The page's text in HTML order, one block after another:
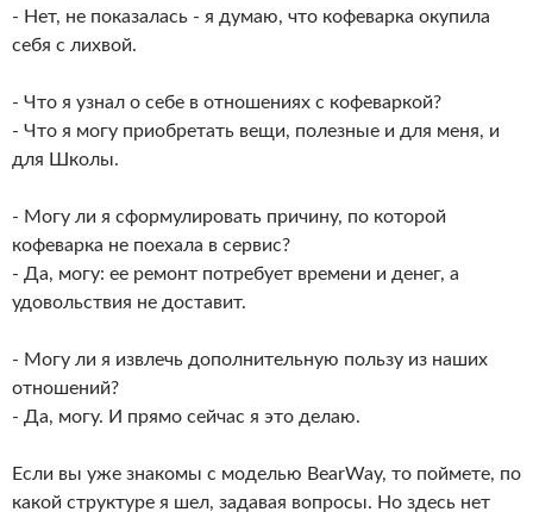
- Нет, не показалась - я думаю, что кофеварка окупила
себя с лихвой.
- Что я узнал о себе в отношениях с кофеваркой?
- Что я могу приобретать вещи, полезные и для меня, и
для Школы.
- Могу ли я сформулировать причину, по которой
кофеварка не поехала в сервис?
- Да, могу: ее ремонт потребует времени и денег, а
удовольствия не доставит.
- Могу ли я извлечь дополнительную пользу из наших
отношений?
- Да, могу. И прямо сейчас я это делаю.
Если вы уже знакомы с моделью BearWay, то поймете, по
какой структуре я шел, задавая вопросы. Но здесь нет